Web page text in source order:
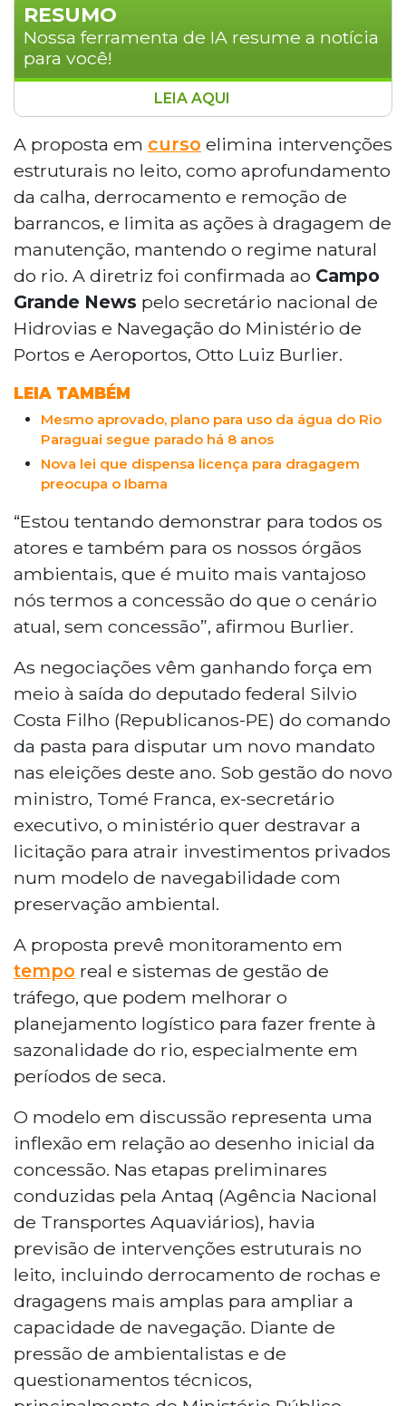
RESUMO
Nossa ferramenta de IA resume a notícia
para você!
O governo federal negocia com
ambientalistas para destravar a licitação
da hidrovia do Rio Paraguai, propondo
eliminar intervenções estruturais no leito
e limitar ações à dragagem de
manutenção. O projeto abrange 600
quilômetros entre Corumbá e a fronteira
com o Paraguai, com concessão inicial de
20 anos. O investimento previsto é de R$
311 milhões, com tarifa de R$ 1,80 por
tonelada. A Antaq garante 95% de
navegabilidade e potencial de triplicar a
movimentação de cargas até 2035.
LEIA AQUI
A proposta em curso elimina intervenções
estruturais no leito, como aprofundamento
da calha, derrocamento e remoção de
barrancos, e limita as ações à dragagem de
manutenção, mantendo o regime natural
do rio. A diretriz foi confirmada ao Campo
Grande News pelo secretário nacional de
Hidrovias e Navegação do Ministério de
Portos e Aeroportos, Otto Luiz Burlier.
LEIA TAMBÉM
Mesmo aprovado, plano para uso da água do Rio
Paraguai segue parado há 8 anos
Nova lei que dispensa licença para dragagem
preocupa o Ibama
“Estou tentando demonstrar para todos os
atores e também para os nossos órgãos
ambientais, que é muito mais vantajoso
nós termos a concessão do que o cenário
atual, sem concessão”, afirmou Burlier.
As negociações vêm ganhando força em
meio à saída do deputado federal Silvio
Costa Filho (Republicanos-PE) do comando
da pasta para disputar um novo mandato
nas eleições deste ano. Sob gestão do novo
ministro, Tomé Franca, ex-secretário
executivo, o ministério quer destravar a
licitação para atrair investimentos privados
num modelo de navegabilidade com
preservação ambiental.
A proposta prevê monitoramento em
tempo real e sistemas de gestão de
tráfego, que podem melhorar o
planejamento logístico para fazer frente à
sazonalidade do rio, especialmente em
períodos de seca.
O modelo em discussão representa uma
inflexão em relação ao desenho inicial da
concessão. Nas etapas preliminares
conduzidas pela Antaq (Agência Nacional
de Transportes Aquaviários), havia
previsão de intervenções estruturais no
leito, incluindo derrocamento de rochas e
dragagens mais amplas para ampliar a
capacidade de navegação. Diante de
pressão de ambientalistas e de
questionamentos técnicos,